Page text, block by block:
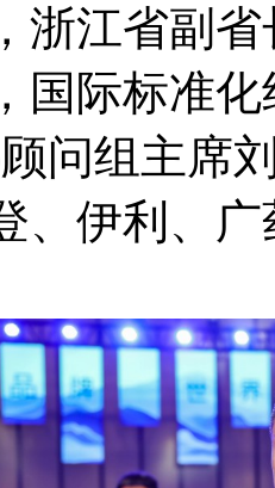
浙江省副
国际标准
问组主席
、伊利、